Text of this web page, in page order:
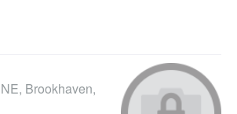
, Brookhaven,